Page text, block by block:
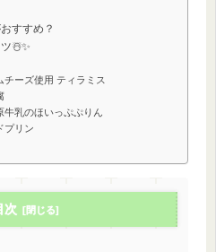
すすめ？
☃️✨
チーズ使用 ティラミス
牛乳のほいっぷぷりん
プリン
次